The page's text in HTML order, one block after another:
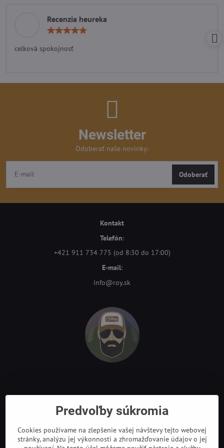
Recenzia heureka
celková spokojnosť
Newsletter
Odoberať naše novinky:
Odoberať
Kontakt
Telefón:
+421 911 734 775 (od 8:30 do 17:00)
E-mail:
info@roy.sk
Predvoľby súkromia
Cookies používame na zlepšenie vašej návštevy tejto webovej
stránky, analýzu jej výkonnosti a zhromažďovanie údajov o jej